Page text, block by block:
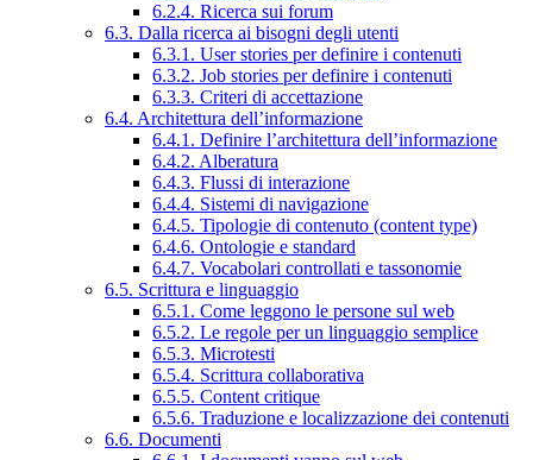
6.2.4. Ricerca sui forum
6.3. Dalla ricerca ai bisogni degli utenti
6.3.1. User stories per definire i contenuti
6.3.2. Job stories per definire i contenuti
6.3.3. Criteri di accettazione
6.4. Architettura dell’informazione
6.4.1. Definire l’architettura dell’informazione
6.4.2. Alberatura
6.4.3. Flussi di interazione
6.4.4. Sistemi di navigazione
6.4.5. Tipologie di contenuto (content type)
6.4.6. Ontologie e standard
6.4.7. Vocabolari controllati e tassonomie
6.5. Scrittura e linguaggio
6.5.1. Come leggono le persone sul web
6.5.2. Le regole per un linguaggio semplice
6.5.3. Microtesti
6.5.4. Scrittura collaborativa
6.5.5. Content critique
6.5.6. Traduzione e localizzazione dei contenuti
6.6. Documenti